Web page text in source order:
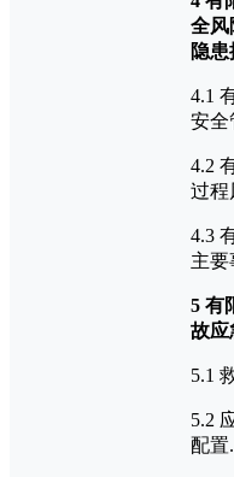
全风
隐
4.1
安全
4.2
过程
4.3
主要
5 有
故应
5.1
5.2
配置.